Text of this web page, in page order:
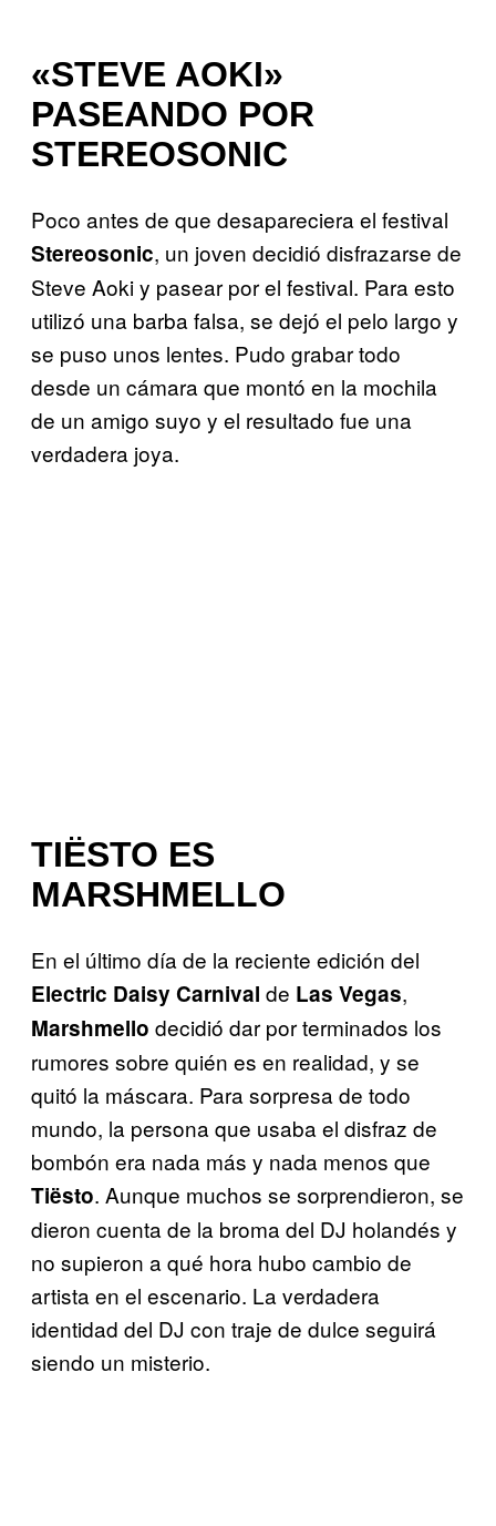
«STEVE AOKI»
PASEANDO POR
STEREOSONIC
Poco antes de que desapareciera el festival
Stereosonic, un joven decidió disfrazarse de
Steve Aoki y pasear por el festival. Para esto
utilizó una barba falsa, se dejó el pelo largo y
se puso unos lentes. Pudo grabar todo
desde un cámara que montó en la mochila
de un amigo suyo y el resultado fue una
verdadera joya.
TIËSTO ES
MARSHMELLO
En el último día de la reciente edición del
Electric Daisy Carnival de Las Vegas,
Marshmello decidió dar por terminados los
rumores sobre quién es en realidad, y se
quitó la máscara. Para sorpresa de todo
mundo, la persona que usaba el disfraz de
bombón era nada más y nada menos que
Tiësto. Aunque muchos se sorprendieron, se
dieron cuenta de la broma del DJ holandés y
no supieron a qué hora hubo cambio de
artista en el escenario. La verdadera
identidad del DJ con traje de dulce seguirá
siendo un misterio.